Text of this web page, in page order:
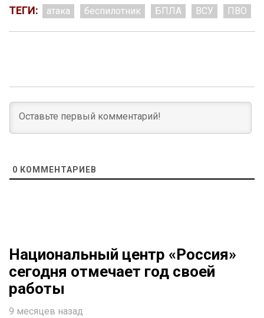
ТЕГИ: атака беспилотник БПЛА ВСУ ПВО
0 КОММЕНТАРИЕВ
Национальный центр «Россия»
сегодня отмечает год своей
работы
9 месяцев назад